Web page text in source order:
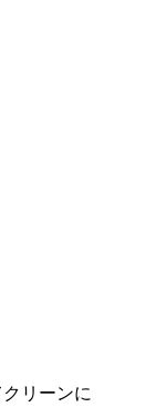
リーンに